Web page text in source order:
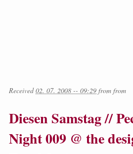
Received02. 07. 2008 -- 09:29 from from
Diesen Samstag //
Night 009 @ the